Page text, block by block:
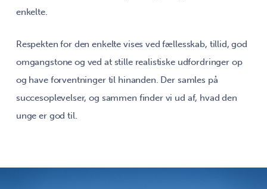
enkelte.
Respekten for den enkelte vises ved fællesskab, tillid, god
omgangstone og ved at stille realistiske udfordringer op
og have forventninger til hinanden. Der samles på
succesoplevelser, og sammen finder vi ud af, hvad den
unge er god til.